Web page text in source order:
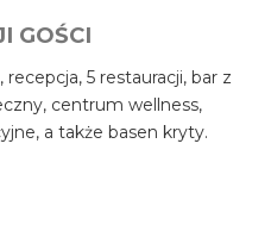
GOŚCI
5 restauracji, bar z
centrum wellness,
a także basen kryty.